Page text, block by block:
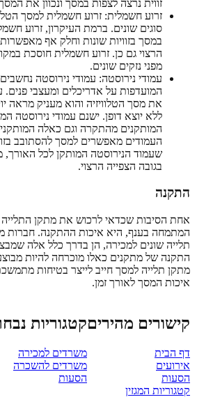
זווית נרצה לצפות במסך ונכוון את
זרוע חשמלית: זרוע חשמלית למסך
סוגים שונים. ברמת העיקרון, זרוע
במסך בזוויות שונות וחלק אף
הרצוי גם כן. זרוע חשמלית חוסכת
מפני נזקים שונים.
עמודי נירוסטה: עמודי נירוסטה
המועדפות על אדריכלים ומעצבי פנים.
את מסך הטלוויזיה והוא מעניק מראה
ללא יוצא דופן. ישנם עמודי נירוסטה
המותקנים מהתקרה וגם כאלה
שעמוד הנירוסטה המותקן לכל
בגובה הצפייה הרצוי.
התקנה
אחת הסיבות שכדאי לרכוש את מתקן
המתמחה בענף, היא איכות ההתקנה. חברות
תלייה שונים למכירה, הן בדרך כלל אלה
התקנה של מתקנים כאלו מוכרחה להיות
מתקן תלייה למסך חייב לייצר בטיחות
איכות המסך לאורך זמן.
קישורים מהירים
דף הבית
אירועים
הסעות
קטגוריות המגזין
קטגוריות
משרדים למכירה
משרדים להשכרה
הסעות